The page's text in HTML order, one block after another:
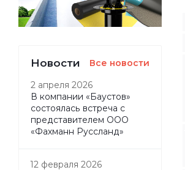
Новости Все новости
2 апреля 2026
В компании «Баустов»
состоялась встреча с
представителем ООО
«Фахманн Руссланд»
12 февраля 2026